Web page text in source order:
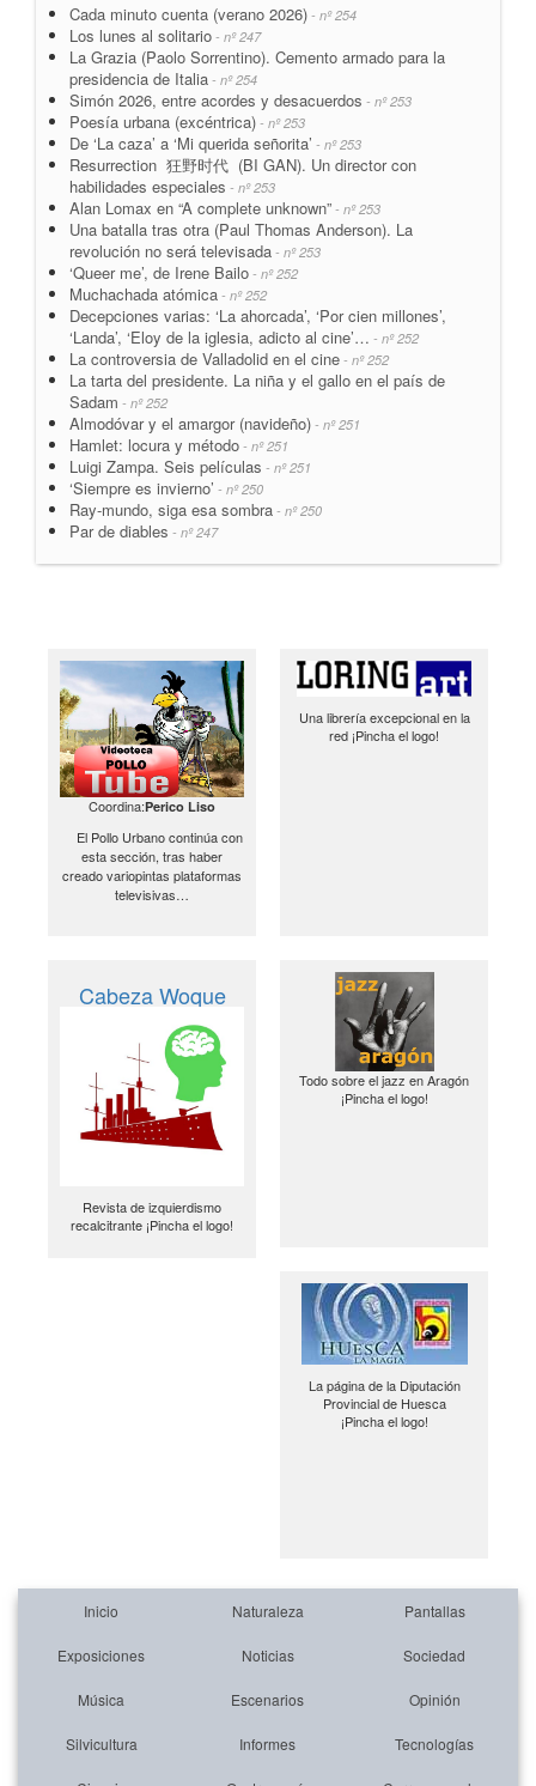
Cada minuto cuenta (verano 2026) - nº 254
Los lunes al solitario - nº 247
La Grazia (Paolo Sorrentino). Cemento armado para la
presidencia de Italia - nº 254
Simón 2026, entre acordes y desacuerdos - nº 253
Poesía urbana (excéntrica) - nº 253
De ‘La caza’ a ‘Mi querida señorita’ - nº 253
Resurrection 狂野时代 (BI GAN). Un director con
habilidades especiales - nº 253
Alan Lomax en “A complete unknown” - nº 253
Una batalla tras otra (Paul Thomas Anderson). La
revolución no será televisada - nº 253
‘Queer me’, de Irene Bailo - nº 252
Muchachada atómica - nº 252
Decepciones varias: ‘La ahorcada’, ‘Por cien millones’,
‘Landa’, ‘Eloy de la iglesia, adicto al cine’… - nº 252
La controversia de Valladolid en el cine - nº 252
La tarta del presidente. La niña y el gallo en el país de
Sadam - nº 252
Almodóvar y el amargor (navideño) - nº 251
Hamlet: locura y método - nº 251
Luigi Zampa. Seis películas - nº 251
‘Siempre es invierno’ - nº 250
Ray-mundo, siga esa sombra - nº 250
Par de diables - nº 247
Coordina:Perico Liso
El Pollo Urbano continúa con
esta sección, tras haber
creado variopintas plataformas
televisivas…
Una librería excepcional en la
red ¡Pincha el logo!
Cabeza Woque
Revista de izquierdismo
recalcitrante ¡Pincha el logo!
Todo sobre el jazz en Aragón
¡Pincha el logo!
La página de la Diputación
Provincial de Huesca
¡Pincha el logo!
Inicio Naturaleza Pantallas
Exposiciones Noticias Sociedad
Música Escenarios Opinión
Silvicultura Informes Tecnologías